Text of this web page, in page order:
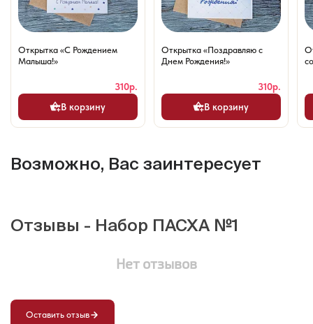
Открытка «С Рождением
Малыша!»
310р.
В корзину
Открытка «Поздравляю с
Днем Рождения!»
310р.
В корзину
Возможно, Вас заинтересует
Отзывы - Набор ПАСХА №1
Нет отзывов
Оставить отзыв